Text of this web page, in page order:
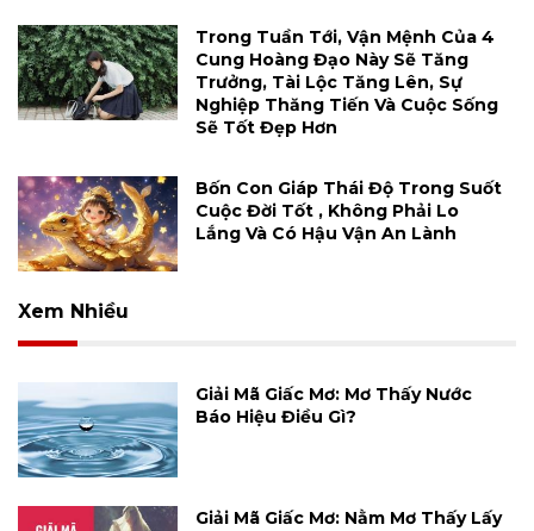
Trong Tuần Tới, Vận Mệnh Của 4
Cung Hoàng Đạo Này Sẽ Tăng
Trưởng, Tài Lộc Tăng Lên, Sự
Nghiệp Thăng Tiến Và Cuộc Sống
Sẽ Tốt Đẹp Hơn
Bốn Con Giáp Thái Độ Trong Suốt
Cuộc Đời Tốt , Không Phải Lo
Lắng Và Có Hậu Vận An Lành
Xem Nhiều
Giải Mã Giấc Mơ: Mơ Thấy Nước
Báo Hiệu Điều Gì?
Giải Mã Giấc Mơ: Nằm Mơ Thấy Lấy